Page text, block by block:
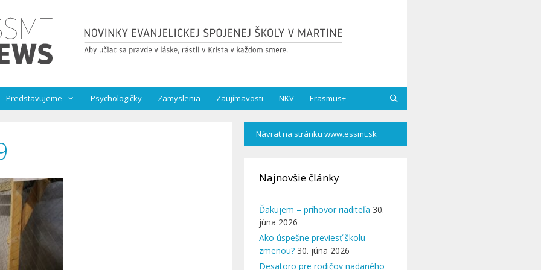
Predstavujeme Psychologičky Zamyslenia Zaujímavosti NKV Erasmus+
Návrat na stránku www.essmt.sk
Najnovšie články
Ďakujem – príhovor riaditeľa 30.
júna 2026
Ako úspešne previesť školu
zmenou? 30. júna 2026
Desatoro pre rodičov nadaného